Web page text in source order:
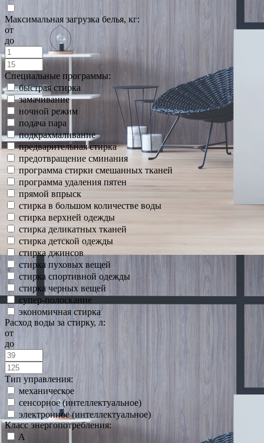
Максимальная загрузка белья, кг:
от
до
Специальные программы:
быстрая стирка
замачивание
ночной режим
подача пара
подкрахмаливание
предварительная стирка
предотвращение сминания
программа стирки смешанных тканей
программа удаления пятен
прямой впрыск
стирка в большом количестве воды
стирка верхней одежды
стирка деликатных тканей
стирка детской одежды
стирка джинсов
стирка пуховых вещей
стирка спортивной одежды
стирка черных вещей
супер-полоскание
экономичная стирка
Расход воды за стирку, л:
от
до
Тип управления:
механическое
сенсорное (интеллектуальное)
электронное (интеллектуальное)
Класс энергопотребления:
A